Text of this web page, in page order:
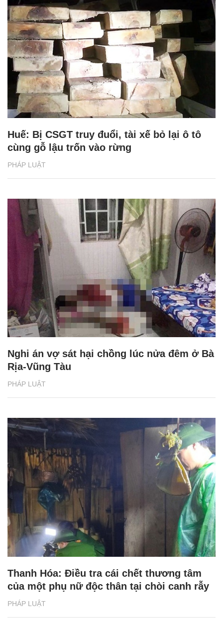
PHÁP LUẬT
Huế: Bị CSGT truy đuổi, tài xế bỏ lại ô tô
cùng gỗ lậu trốn vào rừng
PHÁP LUẬT
Nghi án vợ sát hại chồng lúc nửa đêm ở Bà
Rịa-Vũng Tàu
PHÁP LUẬT
Thanh Hóa: Điều tra cái chết thương tâm
của một phụ nữ độc thân tại chòi canh rẫy